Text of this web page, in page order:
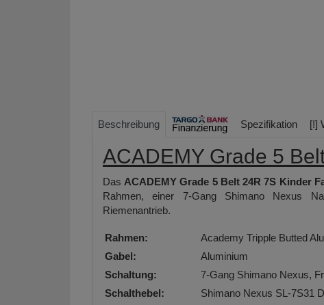
Beschreibung Spezifikation [!]
ACADEMY Grade 5
Das ACADEMY Grade 5 Belt 24R 7S Kinder
Rahmen, einer 7-Gang Shimano Nexus
Riemenantrieb.
Rahmen:
Academy Tripple Butted
Gabel:
Aluminium
Schaltung:
7-Gang Shimano Nexus,
Schalthebel:
Shimano Nexus SL-7S31